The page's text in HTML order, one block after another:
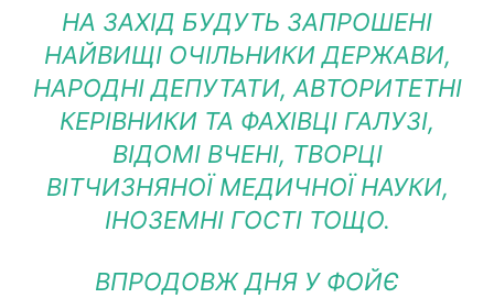
НА ЗАХІД БУДУТЬ ЗАПРОШЕНІ
НАЙВИЩІ ОЧІЛЬНИКИ ДЕРЖАВИ,
НАРОДНІ ДЕПУТАТИ, АВТОРИТЕТНІ
КЕРІВНИКИ ТА ФАХІВЦІ ГАЛУЗІ,
ВІДОМІ ВЧЕНІ, ТВОРЦІ
ВІТЧИЗНЯНОЇ МЕДИЧНОЇ НАУКИ,
ІНОЗЕМНІ ГОСТІ ТОЩО.
ВПРОДОВЖ ДНЯ У ФОЙЄ